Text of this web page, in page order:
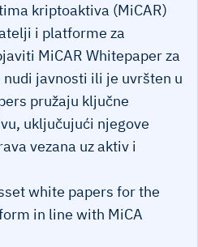
kriptoaktiva (MiCAR)
i platforme za
MiCAR Whitepaper za
javnosti ili je uvršten u
pružaju ključne
uključujući njegove
vezana uz aktiv i
white papers for the
in line with MiCA